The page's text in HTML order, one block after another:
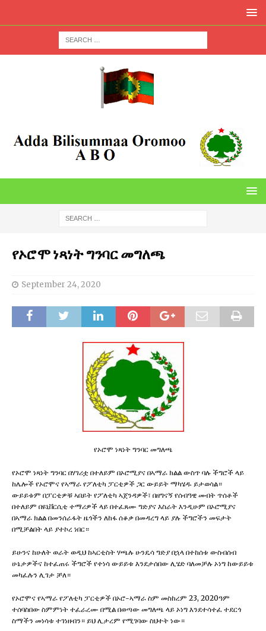
የኦሮሞ ነጻነት ግንባር መግለጫ
September 24, 2020
የኦሮሞ ነጻነት ግንባር መግለጫ
የኦሮሞ ነጻነት ግንባር በሃገሪቷ በተለይም በኦሮሚያና በኣማራ ክልል ውስጥ ባሉ ችግሮች ላይ
ከሌሎች የኦሮሞና የኣማራ የፖለቲካ ፓርቲዎች ጋር ውይይት ማካሄዱ ይታወሳል።
ውይይቱም በፓርቲዎቹ ኣበይት የፖለቲካ ኣጀንዳዎች፣ በዘግናኝ የሰብዓዊ መብት ጥሰቶች
በተለይም በዩኒቨርሲቲ ተማሪዎች ላይ በተፈጸሙ ግድያና እስራት እንዲሁም በኦሮሚያና
በኣማራ ክልል በመንሰራፋት ዜጎችን ለከፋ ሰቆቃ በመዳረግ ላይ ያሉ ችግሮችን መፍታት
በሚቻልበት ላይ ያተኮረ ነበር።
ይሁንና ከሁለት ወራት ወዲህ ከኣርቲስት ሃጫሉ ሁንዴሳ ግድያ በኋላ በተከሰቱ ውስብሰብ
ሁኔታዎችና ከተፈጠሩ ችግሮች የተነሳ ውይይቱ እንደታሰበው ሊሄድ ባለመቻሉ ኦነግ ከውይይቱ
መካፈሉን ሊገታ ቻለ።
የኦሮሞና የኣማራ የፖለቲካ ፓርቲዎች በኦሮ-ኣማራ ስም መስከረም 23, 2020ዓም
ተሰባስበው ስምምነት ተፈራረሙ በሚል በወጣው መግለጫ ላይ ኦነግ እንደተሳተፈ ተደርጎ
ስማችን መነሳቱ ተገነዘብን። ይህ ሊታረም የሚገባው ስህተት ነው።